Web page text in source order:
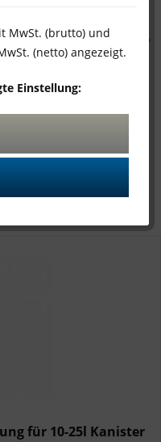
(2adrig)
für 10-25l Kanister
MwSt. (brutto) und
(netto) angezeigt.
Einstellung: